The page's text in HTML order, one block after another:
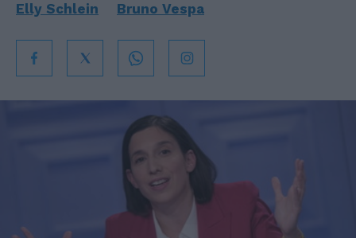
Elly Schlein Bruno Vespa